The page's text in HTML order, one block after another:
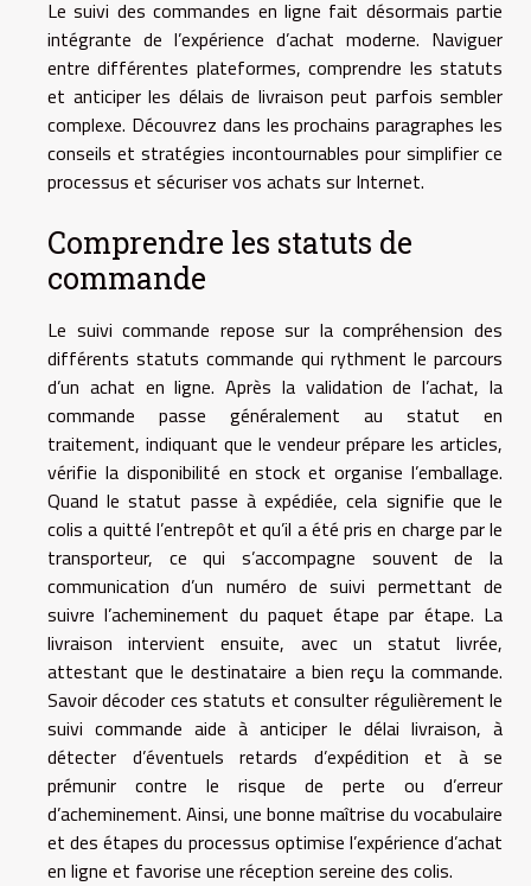
Le suivi des commandes en ligne fait désormais partie
intégrante de l’expérience d’achat moderne. Naviguer
entre différentes plateformes, comprendre les statuts
et anticiper les délais de livraison peut parfois sembler
complexe. Découvrez dans les prochains paragraphes les
conseils et stratégies incontournables pour simplifier ce
processus et sécuriser vos achats sur Internet.
Comprendre les statuts de
commande
Le suivi commande repose sur la compréhension des
différents statuts commande qui rythment le parcours
d’un achat en ligne. Après la validation de l’achat, la
commande passe généralement au statut en
traitement, indiquant que le vendeur prépare les articles,
vérifie la disponibilité en stock et organise l’emballage.
Quand le statut passe à expédiée, cela signifie que le
colis a quitté l’entrepôt et qu’il a été pris en charge par le
transporteur, ce qui s’accompagne souvent de la
communication d’un numéro de suivi permettant de
suivre l’acheminement du paquet étape par étape. La
livraison intervient ensuite, avec un statut livrée,
attestant que le destinataire a bien reçu la commande.
Savoir décoder ces statuts et consulter régulièrement le
suivi commande aide à anticiper le délai livraison, à
détecter d’éventuels retards d’expédition et à se
prémunir contre le risque de perte ou d’erreur
d’acheminement. Ainsi, une bonne maîtrise du vocabulaire
et des étapes du processus optimise l’expérience d’achat
en ligne et favorise une réception sereine des colis.